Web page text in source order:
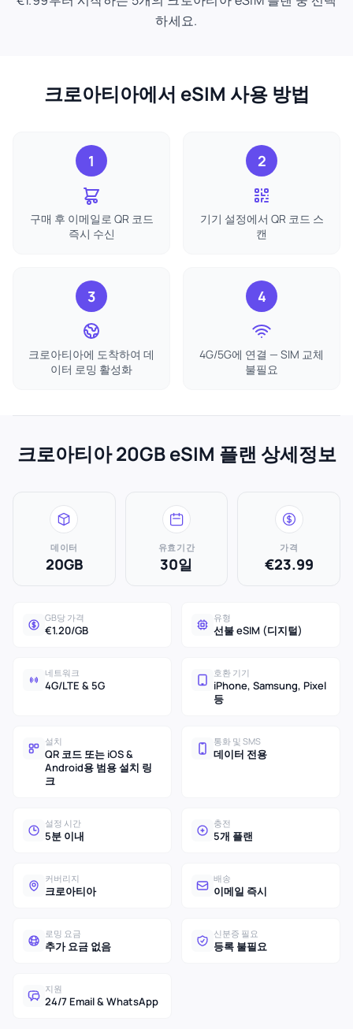
하세요.
크로아티아에서 eSIM 사용 방법
1
구매 후 이메일로 QR 코드
즉시 수신
2
기기 설정에서 QR 코드 스
캔
3
크로아티아에 도착하여 데
이터 로밍 활성화
4
4G/5G에 연결 — SIM 교체
불필요
크로아티아 20GB eSIM 플랜 상세정보
데이터
20GB
유효기간
30일
가격
€23.99
GB당 가격
€1.20/GB
유형
선불 eSIM (디지털)
네트워크
4G/LTE & 5G
호환 기기
iPhone, Samsung, Pixel
등
설치
QR 코드 또는 iOS &
Android용 범용 설치 링
크
통화 및 SMS
데이터 전용
설정 시간
5분 이내
충전
5개 플랜
커버리지
크로아티아
배송
이메일 즉시
로밍 요금
추가 요금 없음
신분증 필요
등록 불필요
지원
24/7 Email & WhatsApp